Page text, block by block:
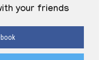
your friends